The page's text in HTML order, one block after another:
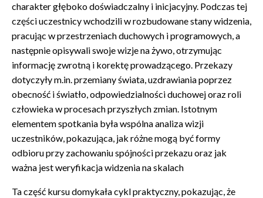
charakter głęboko doświadczalny i inicjacyjny. Podczas tej
części uczestnicy wchodzili w rozbudowane stany widzenia,
pracując w przestrzeniach duchowych i programowych, a
następnie opisywali swoje wizje na żywo, otrzymując
informację zwrotną i korektę prowadzącego. Przekazy
dotyczyły m.in. przemiany świata, uzdrawiania poprzez
obecność i światło, odpowiedzialności duchowej oraz roli
człowieka w procesach przyszłych zmian. Istotnym
elementem spotkania była wspólna analiza wizji
uczestników, pokazująca, jak różne mogą być formy
odbioru przy zachowaniu spójności przekazu oraz jak
ważna jest weryfikacja widzenia na skalach
Ta część kursu domykała cykl praktyczny, pokazując, że